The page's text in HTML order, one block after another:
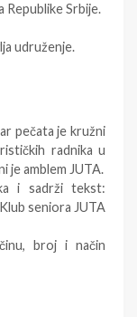
Republike Srbije.
udruženje.
pečata je kružni
radnika u
je amblem JUTA.
i sadrži tekst:
seniora JUTA
broj i način